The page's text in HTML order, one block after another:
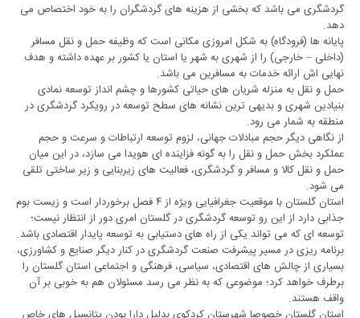
گردشگری می باشد که بخشی از هزینه های گردشگران را به خود اختصاص می
دهد.
پایانه ها (فرودگاه) به شکل امروزی مکانی است که وظیفه حمل و نقل مسافر
(داخلی – خارجی) را از شهری به شهر یا استان یا کشور بر عهده داشته و هدف
نهایی اش ارائه خدمات به مسافرین می باشد.
حمل و نقل به منزله شریان های حیاتی کشورها و چشم انداز توسعه نمادی
بنیادین شهری و بدیهی ترین نشانه های سطح توسعه در رویکرد گردشگری در
منطقه به شمار می رود.
از نگاهی دیگر حجم مبادلات جهانی، لزوم توسعه ارتباطات و سرعت و حجم
عملکرد بخش حمل و نقل را به گونه فزاینده ای هویدا می سازد، در این میان
حمل و نقل کالا و مسافر و گردشگری، فعالیت های زیربنایی و زیر ساختی تلقی
می شود.
استان گلستان با موقعیت جغرافیایی ویژه از ۴ فصل برخوردار است و زیست بوم
جذابی دارد از این رو توسعه گردشگری در گلستان امری دور از انتظار نیست؛
توسعه ای که می تواند یکی از راه های دستیابی به توسعه پایدار اقتصادی باشد.
برنامه ریزی در مسیر پیشرفت صنعت گردشگری در کنار دیگر صنایع و کشاورزی،
بسیاری از چالش های اقتصادی، سیاسی، فرهنگی و اجتماعی استان گلستان را
برطرف خواهد کرد؛ موضوعی که به نظر می رسد مسئولان هم به خوبی بر آن
واقف هستند.